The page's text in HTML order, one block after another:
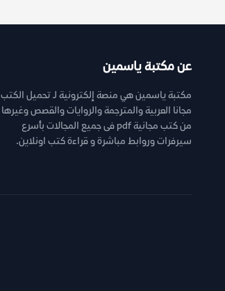
عن مكتبة ياسمين
مكتبة ياسمين هي منصة إلكترونية لـ تحميل الكتب
مجانا العربية والمترجمة والروايات والقصص وغيرها
من كتب مجانية pdf فى جميع المجالات بأسرع
سيرفرات وروابط مباشرة و قراءة كتب اونلاين.